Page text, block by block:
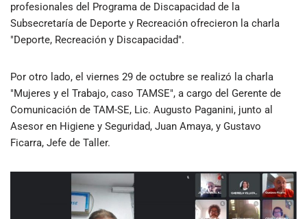
profesionales del Programa de Discapacidad de la
Subsecretaría de Deporte y Recreación ofrecieron la charla
"Deporte, Recreación y Discapacidad".
Por otro lado, el viernes 29 de octubre se realizó la charla
"Mujeres y el Trabajo, caso TAMSE", a cargo del Gerente de
Comunicación de TAM-SE, Lic. Augusto Paganini, junto al
Asesor en Higiene y Seguridad, Juan Amaya, y Gustavo
Ficarra, Jefe de Taller.